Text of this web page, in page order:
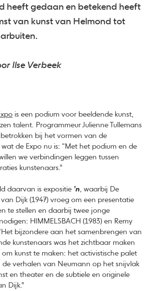
heeft gedaan en betekend heeft
van kunst van Helmond tot
Ilse Verbeek
is een podium voor beeldende kunst,
talent. Programmeur Julienne Tullemans
bij het vormen van de
de Expo nu is: “Met het podium en de
we verbindingen leggen tussen
kunstenaars.”
daarvan is expositie ’n, waarbij De
Dijk (1947) vroeg om een presentatie
te stellen en daarbij twee jonge
HIMMELSBACH (1983) en Remy
bijzondere aan het samenbrengen van
kunstenaars was het zichtbaar maken
kunst te maken: het activistische palet
de verhalen van Neumann op het snijvlak
en theater en de subtiele en originele
Dijk.”